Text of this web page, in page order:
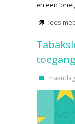
en een
lees